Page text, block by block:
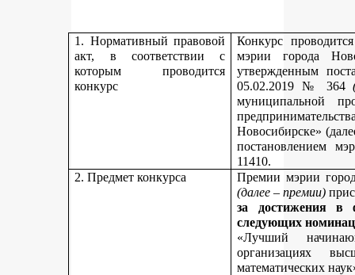
1. Нормативный правовой
акт, в соответствии с
которым проводится
конкурс
Конкурс
мэрии города
утвержденным
05.02.2019 № 364
муниципальной
Новосибирске»
постановлением
11410.
2. Предмет конкурса
Премии мэрии
(далее – премии)
за достижения в
следующих
«Лучший
организациях
математических